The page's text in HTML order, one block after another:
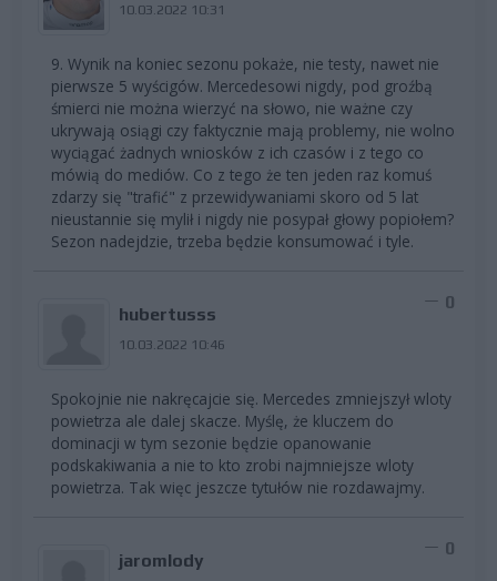
10.03.2022 10:31
9. Wynik na koniec sezonu pokaże, nie testy, nawet nie
pierwsze 5 wyścigów. Mercedesowi nigdy, pod groźbą
śmierci nie można wierzyć na słowo, nie ważne czy
ukrywają osiągi czy faktycznie mają problemy, nie wolno
wyciągać żadnych wniosków z ich czasów i z tego co
mówią do mediów. Co z tego że ten jeden raz komuś
zdarzy się "trafić" z przewidywaniami skoro od 5 lat
nieustannie się mylił i nigdy nie posypał głowy popiołem?
Sezon nadejdzie, trzeba będzie konsumować i tyle.
hubertusss
10.03.2022 10:46
0
Spokojnie nie nakręcajcie się. Mercedes zmniejszył wloty
powietrza ale dalej skacze. Myślę, że kluczem do
dominacji w tym sezonie będzie opanowanie
podskakiwania a nie to kto zrobi najmniejsze wloty
powietrza. Tak więc jeszcze tytułów nie rozdawajmy.
jaromlody
0